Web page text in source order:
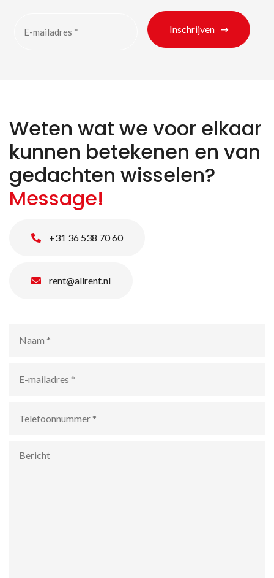
Inschrijven
Weten wat we voor elkaar
kunnen betekenen en van
gedachten wisselen?
Message!
+31 36 538 70 60
rent@allrent.nl
mailadres *
Zoeken naar producten